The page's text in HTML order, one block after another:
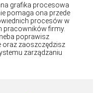
grafika procesowa
pomaga ona przede
procesów w
pracowników firmy.
poprawisz
oraz zaoszczędzisz
zarządzaniu